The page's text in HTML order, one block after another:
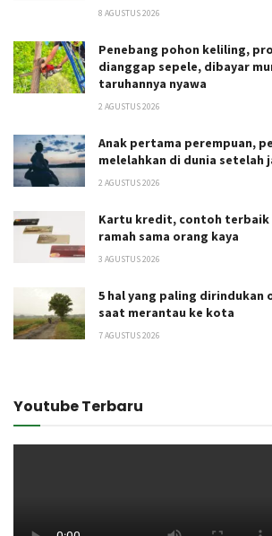
8 AGUSTUS 2026
Penebang pohon keliling,
dianggap sepele, dibayar
taruhannya nyawa
2 AGUSTUS 2026
Anak pertama perempuan,
melelahkan di dunia setelah
2 AGUSTUS 2026
Kartu kredit, contoh terbaik
ramah sama orang kaya
3 AGUSTUS 2026
5 hal yang paling dirindukan
saat merantau ke kota
7 AGUSTUS 2026
Youtube Terbaru